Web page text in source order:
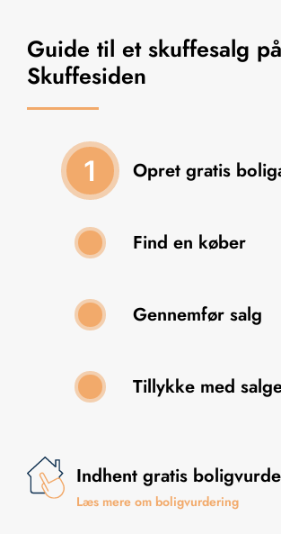
Guide til et skuffesalg på
Skuffesiden
1 Opret gratis
Find en køber
Gennemfør salg
Tillykke med
Indhent gratis
Læs mere om boligvurdering